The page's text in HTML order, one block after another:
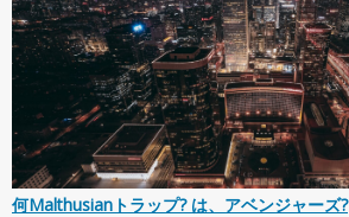
何Malthusianトラップ? は、アベンジャーズ?